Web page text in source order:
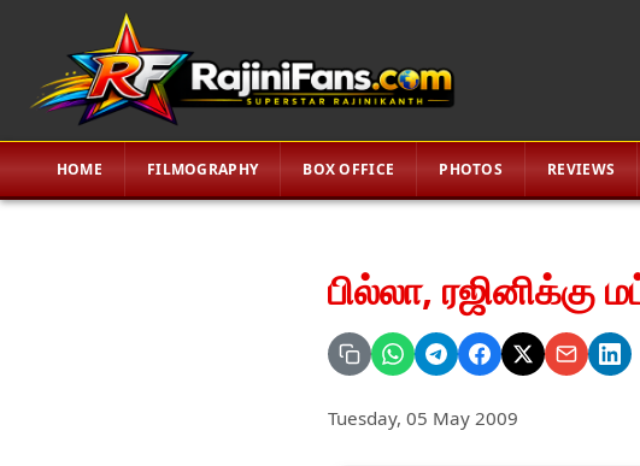
HOME FILMOGRAPHY BOX OFFICE PHOTOS REVIEWS
பில்லா, ரஜினிக்கு
Tuesday, 05 May 2009